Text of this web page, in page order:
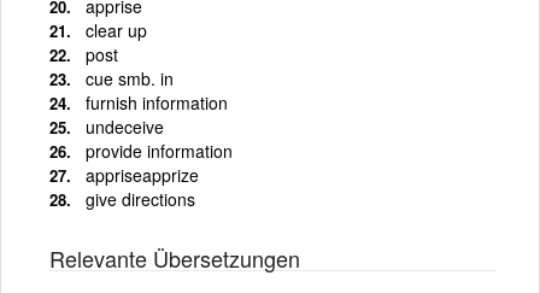
apprise
clear up
post
cue smb. in
furnish information
undeceive
provide information
appriseapprize
give directions
Relevante Übersetzungen